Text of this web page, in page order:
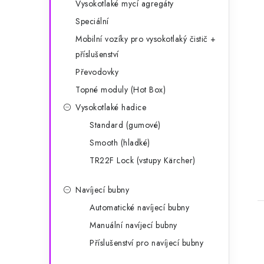
Vysokotlaké mycí agregáty
Speciální
Mobilní vozíky pro vysokotlaký čistič +
příslušenství
Převodovky
Topné moduly (Hot Box)
Vysokotlaké hadice
Standard (gumové)
Smooth (hladké)
TR22F Lock (vstupy Kärcher)
Navíjecí bubny
Automatické navíjecí bubny
Manuální navíjecí bubny
Příslušenství pro navíjecí bubny